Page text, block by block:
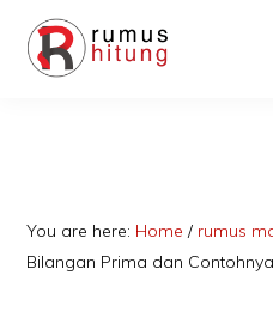
Skip
Skip
Kimia,
Biologi,
You are here: Home / rumus
Bilangan Prima dan Contohnya